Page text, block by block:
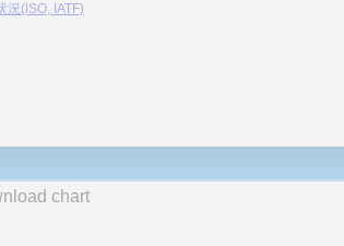
況(ISO, IATF)
chart